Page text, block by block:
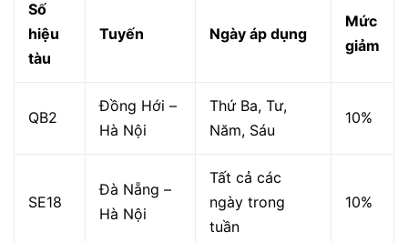
Số
hiệu
tàu
Tuyến Ngày áp dụng
Mức
giảm
QB2
Đồng Hới –
Hà Nội
Thứ Ba, Tư,
Năm, Sáu
10%
SE18
Đà Nẵng –
Hà Nội
Tất cả các
ngày trong
tuần
10%